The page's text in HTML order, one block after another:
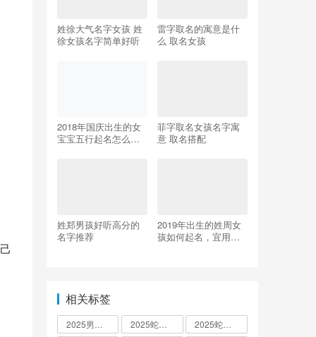
姓徐大气名字女孩 姓
徐女孩名字简单好听
雷字取名的寓意是什
么 取名女孩
2018年国庆出生的女
宝宝五行起名怎么
菲字取名女孩名字寓
意 取名搭配
姓郑男孩好听高分的
名字推荐
2019年出生的姓周女
孩如何起名，宜用什
相关标签